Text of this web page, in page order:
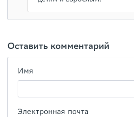
Оставить комментарий
Имя
Электронная почта